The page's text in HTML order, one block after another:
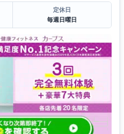
定休日
毎週日曜日